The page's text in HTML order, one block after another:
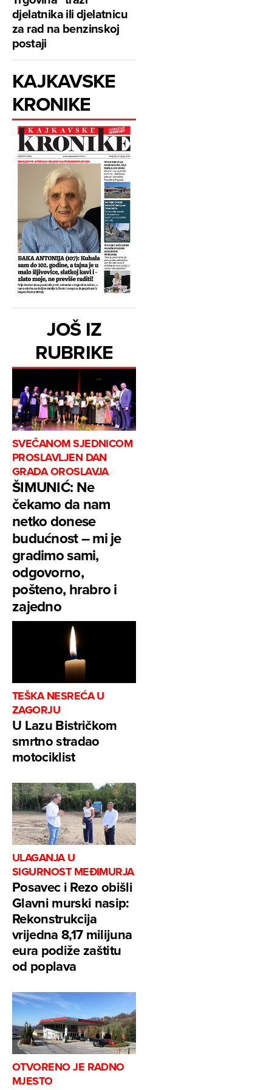
djelatnika ili djelatnicu
za rad na benzinskoj
postaji
KAJKAVSKE
KRONIKE
JOŠ IZ
RUBRIKE
SVEČANOM SJEDNICOM
PROSLAVLJEN DAN
GRADA OROSLAVJA
ŠIMUNIĆ: Ne
čekamo da nam
netko donese
budućnost – mi je
gradimo sami,
odgovorno,
pošteno, hrabro i
zajedno
TEŠKA NESREĆA U
ZAGORJU
U Lazu Bistričkom
smrtno stradao
motociklist
ULAGANJA U
SIGURNOST MEĐIMURJA
Posavec i Rezo obišli
Glavni murski nasip:
Rekonstrukcija
vrijedna 8,17 milijuna
eura podiže zaštitu
od poplava
OTVORENO JE RADNO
MJESTO